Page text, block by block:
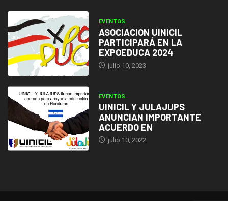
EVENTOS
ASOCIACION UINICIL
PARTICIPARÁ EN LA
EXPOEDUCA 2024
julio 10, 2023
EVENTOS
UINICIL Y JULAJUPS
ANUNCIAN IMPORTANTE
ACUERDO EN
julio 10, 2022